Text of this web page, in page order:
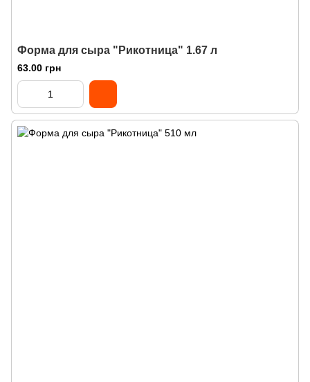
Форма для сыра "Рикотница" 1.67 л
63.00 грн